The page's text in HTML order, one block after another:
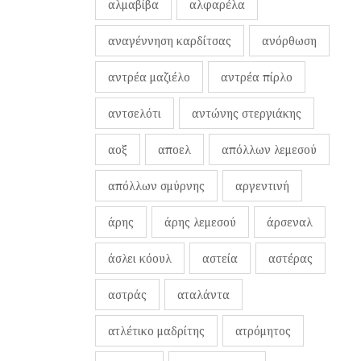
αλμαβίβα αλφαρέλα
αναγέννηση καρδίτσας ανόρθωση
αντρέα μαζιέλο αντρέα πίρλο
αντσελότι αντώνης στεργιάκης
αοξ αποελ απόλλων λεμεσού
απόλλων σμύρνης αργεντινή
άρης άρης λεμεσού άρσεναλ
άσλει κόουλ αστεία αστέρας
αστράς αταλάντα
ατλέτικο μαδρίτης ατρόμητος